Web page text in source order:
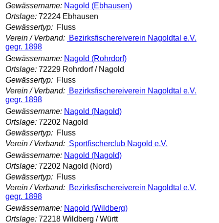
Gewässername: Nagold (Ebhausen)
Ortslage: 72224 Ebhausen
Gewässertyp: Fluss
Verein / Verband: Bezirksfischereiverein Nagoldtal e.V.
gegr. 1898
Gewässername: Nagold (Rohrdorf)
Ortslage: 72229 Rohrdorf / Nagold
Gewässertyp: Fluss
Verein / Verband: Bezirksfischereiverein Nagoldtal e.V.
gegr. 1898
Gewässername: Nagold (Nagold)
Ortslage: 72202 Nagold
Gewässertyp: Fluss
Verein / Verband: Sportfischerclub Nagold e.V.
Gewässername: Nagold (Nagold)
Ortslage: 72202 Nagold (Nord)
Gewässertyp: Fluss
Verein / Verband: Bezirksfischereiverein Nagoldtal e.V.
gegr. 1898
Gewässername: Nagold (Wildberg)
Ortslage: 72218 Wildberg / Württ